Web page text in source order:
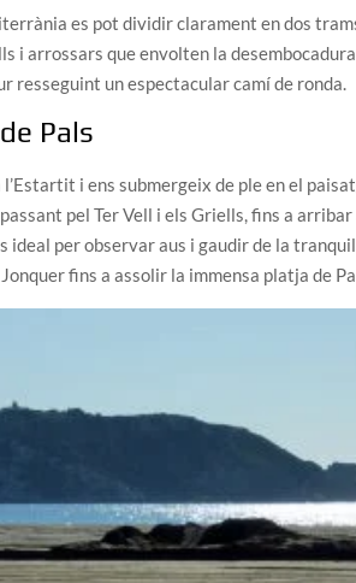
es pot dividir clarament en dos
i arrossars que envolten la
resseguint un espectacular camí de ronda.
Pals
i ens submergeix de ple en el
pel Ter Vell i els Griells, fins a
ideal per observar aus i gaudir de la
fins a assolir la immensa platja de